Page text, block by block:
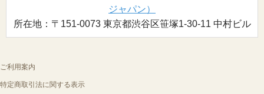
ジャパン）
所在地：〒151-0073 東京都渋谷区笹塚1-30-11 中村ビル
ご利用案内
特定商取引法に関する表示